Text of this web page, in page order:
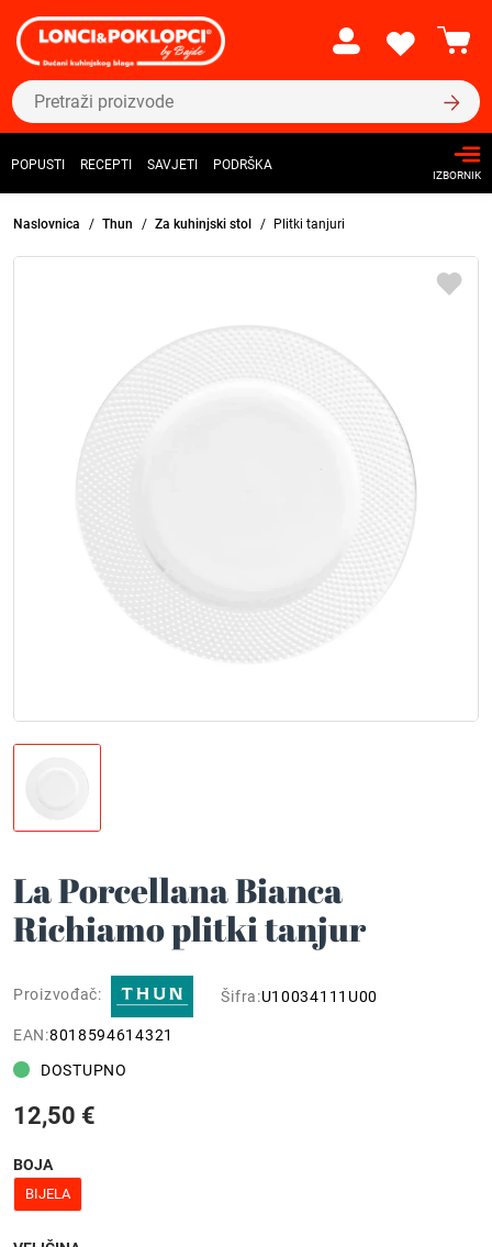
POPUSTI RECEPTI SAVJETI PODRŠKA
IZBORNIK
Naslovnica Thun Za kuhinjski stol Plitki tanjuri
La Porcellana Bianca
Richiamo plitki tanjur
Proizvođač: Šifra:U10034111U00
EAN:8018594614321
DOSTUPNO
12,50 €
BOJA
BIJELA